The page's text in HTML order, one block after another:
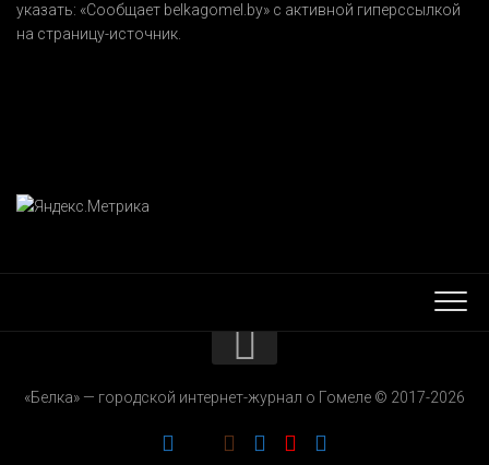
указать: «Сообщает belkagomel.by» с активной гиперссылкой
на страницу-источник.
РЕКЛАМОДАТЕЛЯМ
«Белка» — городской интернет-журнал о Гомеле © 2017-2026